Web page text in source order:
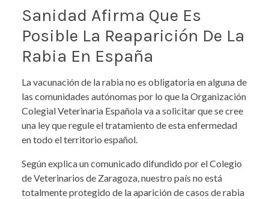
Sanidad Afirma Que Es
Posible La Reaparición De La
Rabia En España
La vacunación de la rabia no es obligatoria en alguna de
las comunidades autónomas por lo que la Organización
Colegial Veterinaria Española va a solicitar que se cree
una ley que regule el tratamiento de esta enfermedad
en todo el territorio español.
Según explica un comunicado difundido por el Colegio
de Veterinarios de Zaragoza, nuestro país no está
totalmente protegido de la aparición de casos de rabia